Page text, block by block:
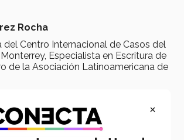
Rocha
del Centro Internacional de Casos del
Especialista en Escritura de
de la Asociación Latinoamericana de
como profesora de Contabilidad
del campus Guadalajara.
temas de finanzas, mercados
monetarias, expectativas
×